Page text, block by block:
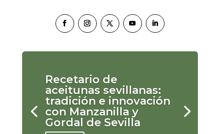
Recetario de
aceitunas sevillanas:
tradición e innovación
con Manzanilla y
Gordal de Sevilla